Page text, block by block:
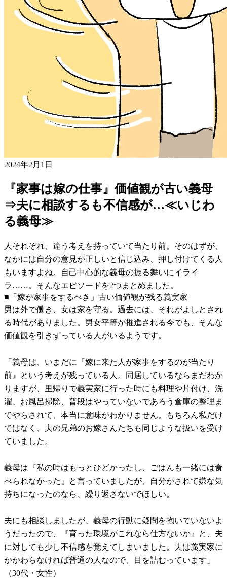
2024年2月1日
『家事は嫁の仕事』価値観が古い義母
⇒夫に相談するも不信感が…≪いじわ
る義母≫
人それぞれ、違う考えを持っていて当たり前。そのはずが、
なかには自分の意見が正しいと信じ込み、押し付けてくる人
もいますよね。自己中心的な義母の振る舞いにイライ
ラ……。そんなエピソードを2つまとめました。
■「嫁が家事をするべき」古い価値観が残る義実家
男は外で働き、女は家を守る。過去には、それがよしとされ
る時代がありました。男女平等が推進される今でも、そんな
価値観を引きずっている人がいるようです。
「義母は、いまだに『嫁に来た人が家事をするのが当たり
前』という考えが残っている人。同居しているならまだわか
りますが、里帰りで義実家に行った時にも料理や片付け、洗
濯、お風呂掃除、普段はやっていないであろう倉庫の整理ま
でやらされて、本当に意味がわかりません。もちろん私だけ
ではなく、夫の兄弟のお嫁さんたちも同じような扱いを受け
ていました。
義母は『私の時はもっとひどかったし、ごはんも一緒には食
べられなかった』と言っていましたが、自分がされて嫌な気
持ちになったのなら、繰り返さないでほしい。
夫にも相談しましたが、義母の行動に疑問を抱いていないよ
うだったので、『育った環境がこれなら仕方ないか』と、夫
に対しても少し不信感を覚えてしまいました。夫は義実家に
かかわらなければ普通の人なので、目を詰むっています」
（30代・女性）